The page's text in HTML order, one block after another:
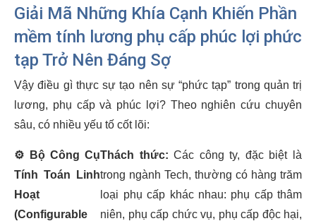
Giải Mã Những Khía Cạnh Khiến Phần
mềm tính lương phụ cấp phúc lợi phức
tạp Trở Nên Đáng Sợ
Vậy điều gì thực sự tạo nên sự “phức tạp” trong quản trị
lương, phụ cấp và phúc lợi? Theo nghiên cứu chuyên
sâu, có nhiều yếu tố cốt lõi:
⚙️
Bộ Công Cụ
Tính Toán Linh
Hoạt
(Configurable
Thách thức: Các công ty, đặc biệt là
trong ngành Tech, thường có hàng trăm
loại phụ cấp khác nhau: phụ cấp thâm
niên, phụ cấp chức vụ, phụ cấp độc hại,